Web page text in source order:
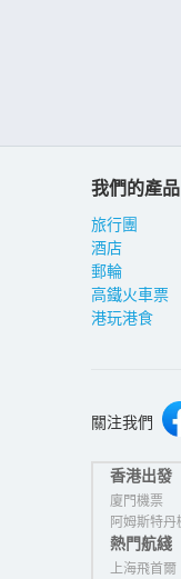
我們的產品
旅行團
酒店
郵輪
高鐵火車票
港玩港食
關注我們
香港出發
廈門機票
阿姆斯特丹
熱門航綫
上海飛首爾